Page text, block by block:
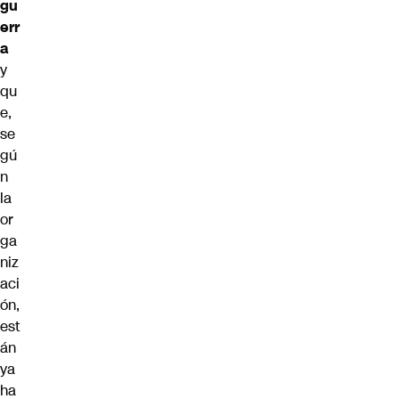
gu
err
a
y
qu
e,
se
gú
n
la
or
ga
niz
aci
ón,
est
án
ya
ha